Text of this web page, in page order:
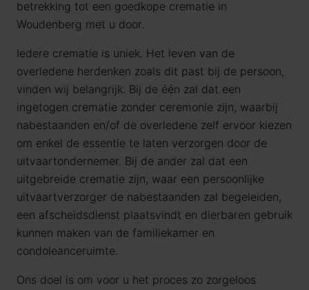
betrekking tot een goedkope crematie in
Woudenberg met u door.
Iedere crematie is uniek. Het leven van de
overledene herdenken zoals dit past bij de persoon,
vinden wij belangrijk. Bij de één zal dat een
ingetogen crematie zonder ceremonie zijn, waarbij
nabestaanden en/of de overledene zelf ervoor kiezen
om enkel de essentie te laten verzorgen door de
uitvaartondernemer. Bij de ander zal dat een
uitgebreide crematie zijn, waar een persoonlijke
uitvaartverzorger de nabestaanden zal begeleiden,
een afscheidsdienst plaatsvindt en dierbaren gebruik
kunnen maken van de familiekamer en
condoleanceruimte.
Ons doel is om voor u het proces zo zorgeloos